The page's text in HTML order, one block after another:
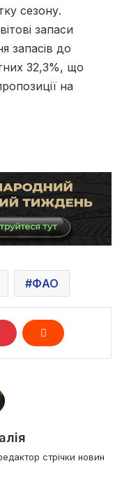
сезону.
запаси
запасів до
32,3%, що
на
ФAO
стрічки новин